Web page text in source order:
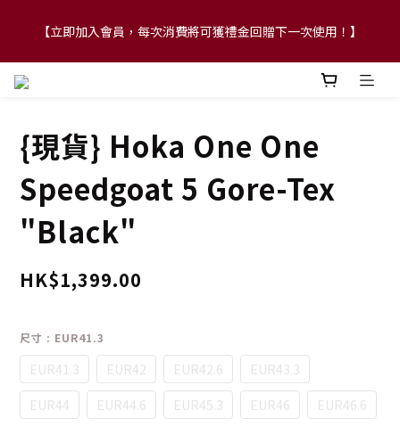
【FLASH SALE 兩件指定現貨產品即享88折】
【立即加入會員，每次消費將可獲禮金回贈下一次使用！】
【FLASH SALE 兩件指定現貨產品即享88折】
{現貨} Hoka One One
Speedgoat 5 Gore-Tex
"Black"
HK$1,399.00
尺寸 : EUR41.3
EUR41.3 EUR42 EUR42.6
EUR43.3
EUR44
EUR44.6 EUR45.3 EUR46 EUR46.6